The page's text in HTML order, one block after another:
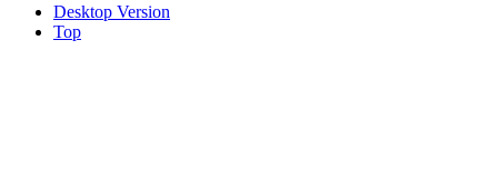
Desktop Version
Top